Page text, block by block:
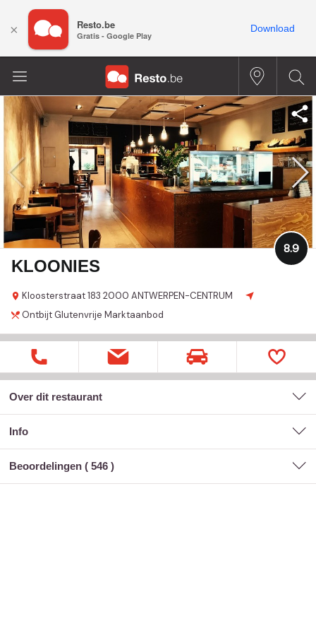
KLOONIES
Kloosterstraat 183 2000 ANTWERPEN-CENTRUM
8.9
Ontbijt Glutenvrije Marktaanbod
Over dit restaurant
Info
Beoordelingen ( 546 )
× Resto.be
Gratis - Google Play
Download